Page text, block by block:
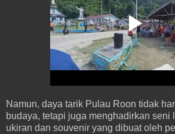
Namun, daya tarik Pulau Roon tidak
budaya, tetapi juga menghadirkan seni
ukiran dan souvenir yang dibuat oleh